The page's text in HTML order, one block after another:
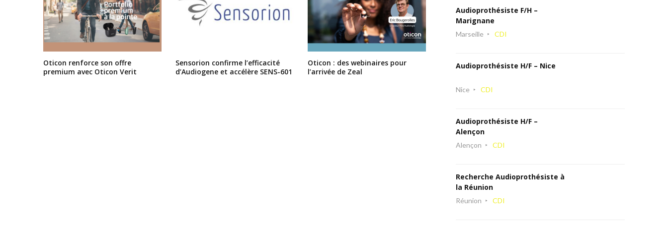
Oticon renforce son offre
premium avec Oticon Verit
Sensorion confirme l’efficacité
d’Audiogene et accélère SENS-601
Oticon : des webinaires pour
l’arrivée de Zeal
Audioprothésiste F/H –
Marignane
Marseille CDI
Audioprothésiste H/F – Nice
Nice CDI
Audioprothésiste H/F –
Alençon
Alençon CDI
Recherche Audioprothésiste à
la Réunion
Réunion CDI